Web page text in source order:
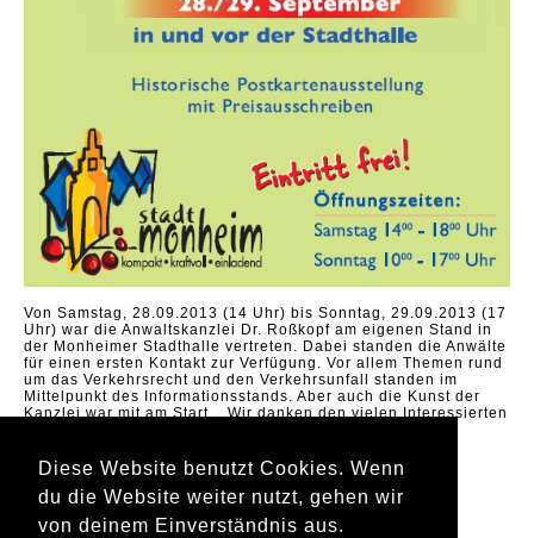
Diese Website benutzt Cookies. Wenn
du die Website weiter nutzt, gehen wir
von deinem Einverständnis aus.
Von Samstag, 28.09.2013 (14 Uhr) bis Sonntag, 29.09.2013 (17
Uhr) war die Anwaltskanzlei Dr. Roßkopf am eigenen Stand in
der Monheimer Stadthalle vertreten. Dabei standen die Anwälte
für einen ersten Kontakt zur Verfügung. Vor allem Themen rund
um das Verkehrsrecht und den Verkehrsunfall standen im
Mittelpunkt des Informationsstands. Aber auch die Kunst der
Kanzlei war mit am Start... Wir danken den vielen Interessierten
Seite 10 von 15
« Anfang
Zurück 7 8 9 10 11 12
Vorwärts
Ende »